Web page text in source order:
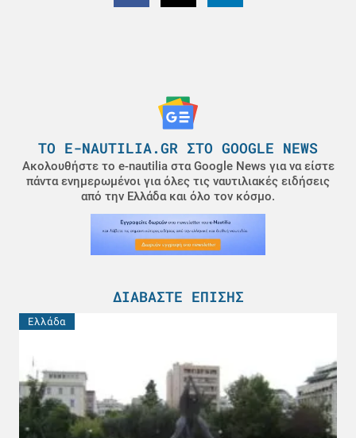
ΤΟ E-NAUTILIA.GR ΣΤΟ GOOGLE NEWS
Ακολουθήστε το e-nautilia στα Google News για να είστε
πάντα ενημερωμένοι για όλες τις ναυτιλιακές ειδήσεις
από την Ελλάδα και όλο τον κόσμο.
ΔΙΑΒΆΣΤΕ ΕΠΊΣΗΣ
Ελλάδα